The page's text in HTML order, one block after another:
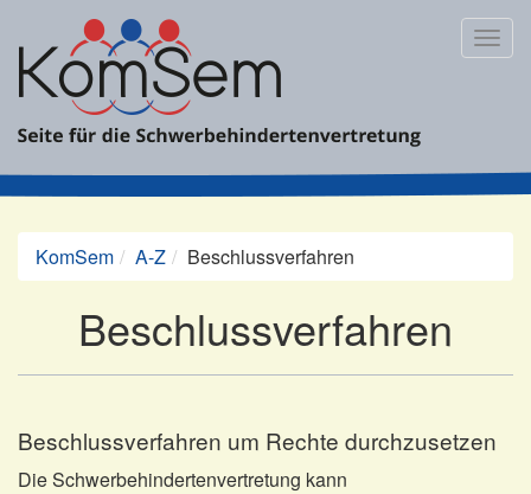
Inhalt
springen
KomSem A-Z Beschlussverfahren
Beschlussverfahren
Beschlussverfahren um Rechte durchzusetzen
Die Schwerbehindertenvertretung kann